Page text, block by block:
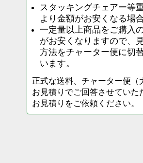
スタッキングチェアー等
より金額がお安くなる場
一定量以上商品をご購入
がお安くなりますので、
方法をチャーター便に切
います。
正式な送料、チャーター便
お見積りでご回答させてい
お見積りをご依頼ください。